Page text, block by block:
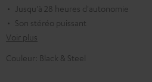
Jusqu'à 28 heures d'autonomie
Son stéréo puissant
Voir plus
Couleur: Black & Steel